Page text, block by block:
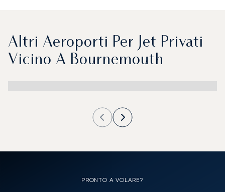
Altri Aeroporti Per Jet Privati
Vicino A Bournemouth
PRONTO A VOLARE?